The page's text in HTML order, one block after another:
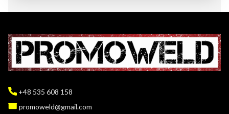
+48 535 608 158
promoweld@gmail.com